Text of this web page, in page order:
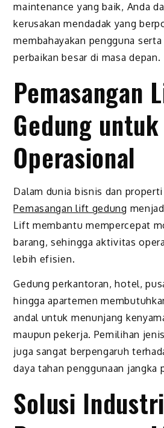
maintenance yang baik, Anda
kerusakan mendadak yang
membahayakan pengguna
perbaikan besar di masa depan.
Pemasangan
Gedung
Operasional
Dalam dunia bisnis dan
Pemasangan lift gedung
Lift membantu mempercepat
barang, sehingga aktivitas
lebih efisien.
Gedung perkantoran, hotel,
hingga apartemen
andal untuk menunjang
maupun pekerja. Pemilihan
juga sangat berpengaruh
daya tahan penggunaan jangka
Solusi